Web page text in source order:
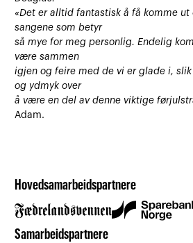
«Det er alltid fantastisk å få komme
sangene som betyr
så mye for meg personlig. Endelig
være sammen
igjen og feire med de vi er glade i,
og ydmyk over
å være en del av denne viktige
Adam.
Hovedsamarbeidspartnere
Samarbeidspartnere